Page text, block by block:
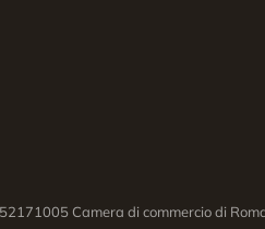
Camera di commercio di